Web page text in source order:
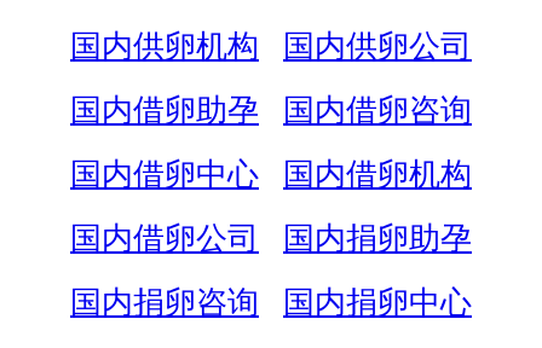
国内供卵机构
国内供卵公司
国内借卵助孕
国内借卵咨询
国内借卵中心
国内借卵机构
国内借卵公司
国内捐卵助孕
国内捐卵咨询
国内捐卵中心